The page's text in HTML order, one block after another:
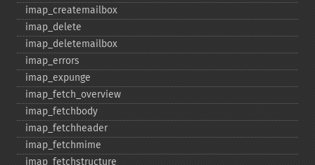
imap_​createmailbox
imap_​delete
imap_​deletemailbox
imap_​errors
imap_​expunge
imap_​fetch_​overview
imap_​fetchbody
imap_​fetchheader
imap_​fetchmime
imap_​fetchstructure